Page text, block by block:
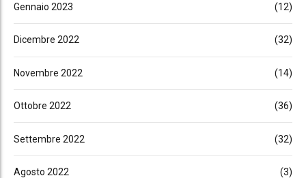
Gennaio 2023 (12)
Dicembre 2022 (32)
Novembre 2022 (14)
Ottobre 2022 (36)
Settembre 2022 (32)
Agosto 2022 (3)